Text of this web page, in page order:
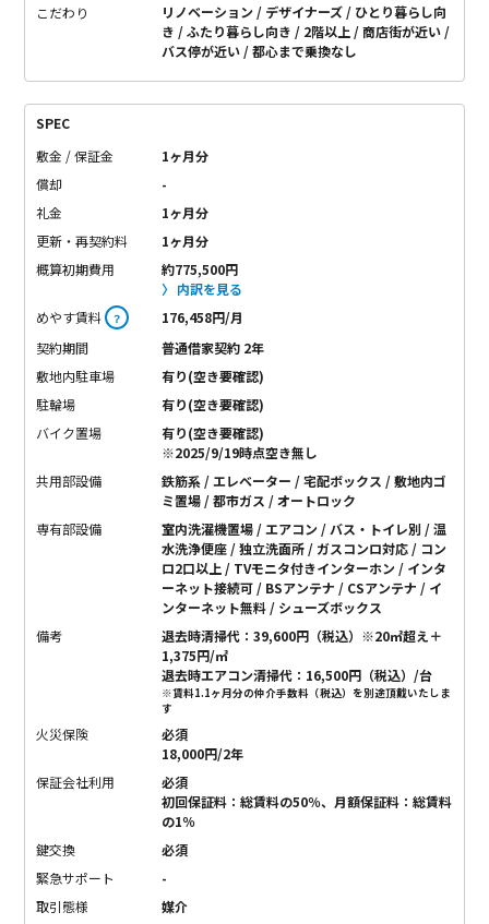
こだわり リノベーション デザイナーズ
ひとり暮らし向
き
ふたり暮らし向き 2階以上
商店街が近い
バス停が近い
都心まで乗換なし
SPEC
敷金 / 保証金
1ヶ月分
償却
-
礼金
1ヶ月分
更新・再契約料
1ヶ月分
概算初期費用
約775,500円
内訳を見る
めやす賃料 ？
176,458円/月
契約期間
普通借家契約 2年
敷地内駐車場
有り(空き要確認)
駐輪場
有り(空き要確認)
バイク置場
有り(空き要確認)
※2025/9/19時点空き無し
共用部設備
鉄筋系 / エレベーター / 宅配ボックス / 敷地内ゴ
ミ置場 / 都市ガス / オートロック
専有部設備
室内洗濯機置場 / エアコン / バス・トイレ別 / 温
水洗浄便座 / 独立洗面所 / ガスコンロ対応 / コン
ロ2口以上 / TVモニタ付きインターホン / インタ
ーネット接続可 / BSアンテナ / CSアンテナ / イ
ンターネット無料 / シューズボックス
備考
退去時清掃代：39,600円（税込）※20㎡超え＋
1,375円/㎡
退去時エアコン清掃代：16,500円（税込）/台
※賃料1.1ヶ月分の仲介手数料（税込）を別途頂戴いたしま
す
火災保険
必須
18,000円/2年
保証会社利用
必須
初回保証料：総賃料の50％、月額保証料：総賃料
の1％
鍵交換
必須
緊急サポート
-
取引態様
媒介